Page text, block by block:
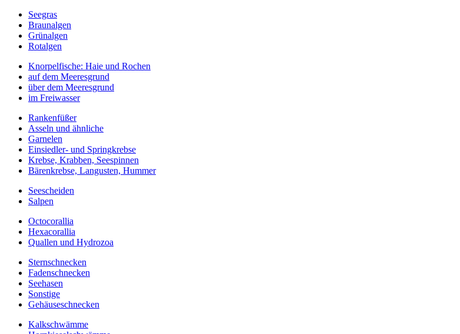
Seegras
Braunalgen
Grünalgen
Rotalgen
Knorpelfische: Haie und Rochen
auf dem Meeresgrund
über dem Meeresgrund
im Freiwasser
Rankenfüßer
Asseln und ähnliche
Garnelen
Einsiedler- und Springkrebse
Krebse, Krabben, Seespinnen
Bärenkrebse, Langusten, Hummer
Seescheiden
Salpen
Octocorallia
Hexacorallia
Quallen und Hydrozoa
Sternschnecken
Fadenschnecken
Seehasen
Sonstige
Gehäuseschnecken
Kalkschwämme